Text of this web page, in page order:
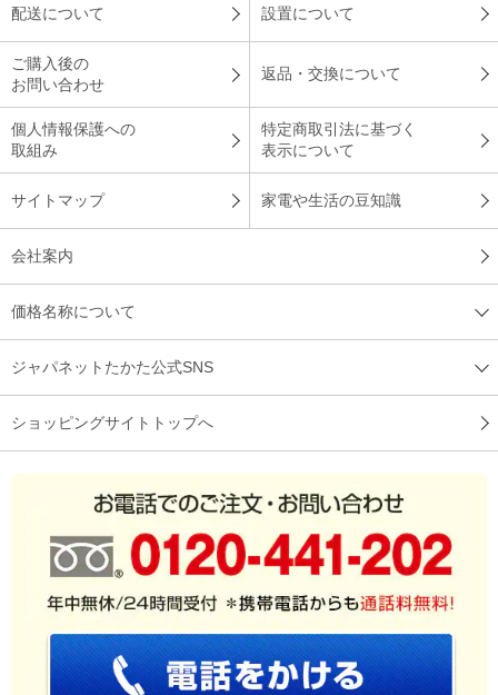
配送について 設置について
ご購入後の
お問い合わせ
返品・交換について
個人情報保護への
取組み
特定商取引法に基づく
表示について
サイトマップ 家電や生活の豆知識
会社案内
価格名称について
ジャパネットたかた公式SNS
ショッピングサイトトップへ